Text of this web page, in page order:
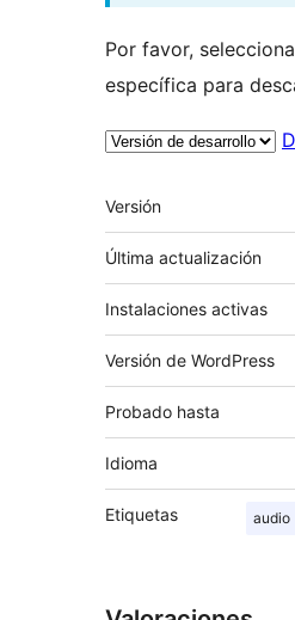
Por favor,
específica para
Meta
Versión
Última actualización
Instalaciones activas
Versión de WordPress
Probado hasta
Idioma
Etiquetas audio